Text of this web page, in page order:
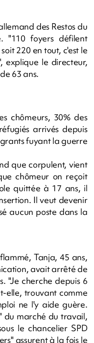
des Restos du
"110 foyers défilent
220 en tout, c'est le
explique le directeur,
63 ans.
chômeurs, 30% des
arrivés depuis
fuyant la guerre
que corpulent, vient
chômeur on reçoit
quittée à 17 ans, il
Il veut devenir
aucun poste dans la
Tanja, 45 ans,
avait arrêté de
"Je cherche depuis 6
elle, trouvant comme
ne l'y aide guère.
du marché du travail,
le chancelier SPD
assurent à la fois le